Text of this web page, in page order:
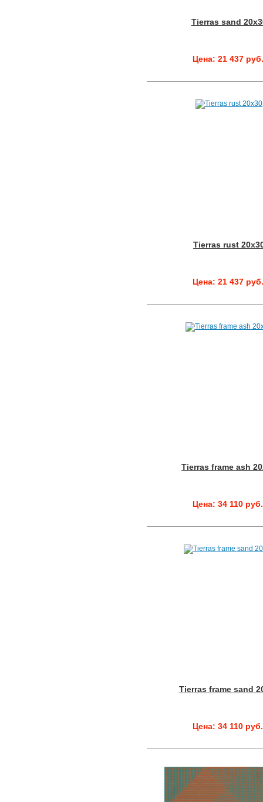
Tierras sand
Цена: 21 437 руб.
Tierras rust
Цена: 21 437 руб.
Tierras frame ash
Цена: 34 110 руб.
Tierras frame sand
Цена: 34 110 руб.